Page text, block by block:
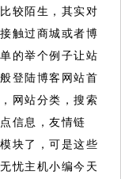
较陌生，其实对
触过商城或者博
的举个例子让站
登陆博客网站首
网站分类，搜索
信息，友情链
块了，可是这些
忧主机小编今天